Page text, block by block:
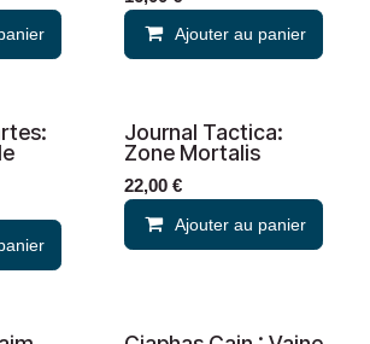
Ajouter au panier
Nouveau !
Journal Tactica:
Zone Mortalis
22,00€
Ajouter au panier